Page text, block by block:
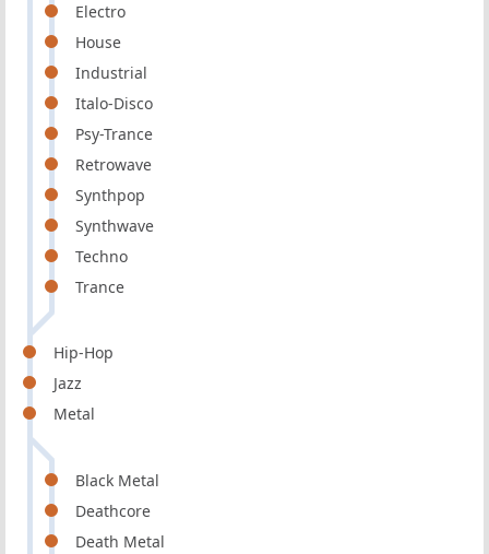
Electro
House
Industrial
Italo-Disco
Psy-Trance
Retrowave
Synthpop
Synthwave
Techno
Trance
Hip-Hop
Jazz
Metal
Black Metal
Deathcore
Death Metal